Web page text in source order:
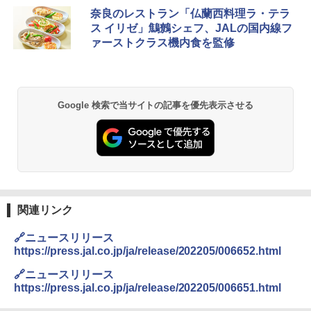
D40 地球の歩き方 チェンマイ タイ北部の魅
力的な町 2026～2027 地球の歩き方D アジア
￥2,079
￥2,695
A09 地球の歩き方 イタリア 2026～2027 地
球の歩き方A ヨーロッパ
[キャンパーズコレクション 山善] ポップアッ
プテント 傘みたいに広げて畳める パッとサ
ッとサンシェード キューブ フルクローズ メ
ッシュ 簡単設置 ワンタッチテント キャンプ
PYKES PEAK (パイクスピーク) 着替えテン
ト プライバシー テント 【中が透けない】 1
人用 折りたたみ 防災グッズ 災害用トイレ ビ
ーチ ピクニック ポップアップテント 携帯 簡
ENDLESS BASE 《めざましテレビで紹介》
テント ワンタッチ RENEW 幅200 2-3人用 43
500002(88859)
￥5,999
GRANDOOR ステンレス保冷剤 2個セット 2
026リニューアル 急速冷凍 空間倍増 衛生的
コンパクト 保冷力長持ち
-08EX カーキ ソロキャンプ ポリエステル フ
レーム ドーム型 テント
￥14,800
￥6,459
熊撃退スプレー 熊よけスプレー 熊スプレー
【日本企業販売】超強力クマ対策スプレー 30
奈良のレストラン「仏蘭西料理ラ・テラ
ス イリゼ」鷦鷯シェフ、JALの国内線フ
ァーストクラス機内食を監修
Google 検索で当サイトの記事を優先表示させる
関連リンク
🔗ニュースリリース
https://press.jal.co.jp/ja/release/202205/006652.html
🔗ニュースリリース
https://press.jal.co.jp/ja/release/202205/006651.html